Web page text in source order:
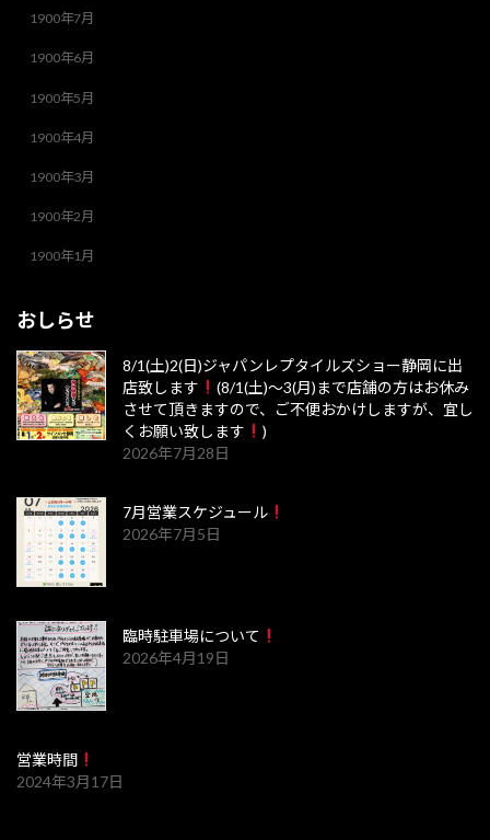
1900年7月
1900年6月
1900年5月
1900年4月
1900年3月
1900年2月
1900年1月
おしらせ
8/1(土)2(日)ジャパンレプタイルズショー静岡に出
店致します
(8/1(土)～3(月)まで店舗の方はお休み
させて頂きますので、ご不便おかけしますが、宜し
くお願い致します
)
2026年7月28日
7月営業スケジュール
2026年7月5日
臨時駐車場について
2026年4月19日
営業時間
2024年3月17日